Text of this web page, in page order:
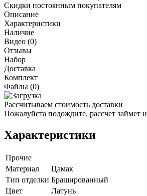
Скидки постоянным покупателям
Описание
Характеристики
Наличие
Видео (0)
Отзывы
Набор
Доставка
Комплект
Файлы (0)
Рассчитываем стоимость доставки
Пожалуйста подождите, рассчет займет
Характеристики
Прочие
Материал
Цамак
Тип отделки Брашированный
Цвет
Латунь